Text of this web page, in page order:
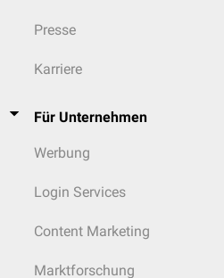
Presse
Karriere
Für Unternehmen
Werbung
Login Services
Content Marketing
Marktforschung